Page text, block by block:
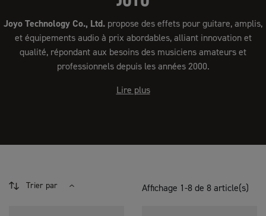
Joyo Technology Co., Ltd. propose des effets pour guitare, amplis,
et équipements audio à prix abordables, alliant innovation et
qualité, répondant aux besoins des musiciens amateurs et
professionnels depuis les années 2000.
Lire plus
Trier par Affichage 1-8 de 8 article(s)